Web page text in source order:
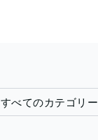
すべてのカテゴリー